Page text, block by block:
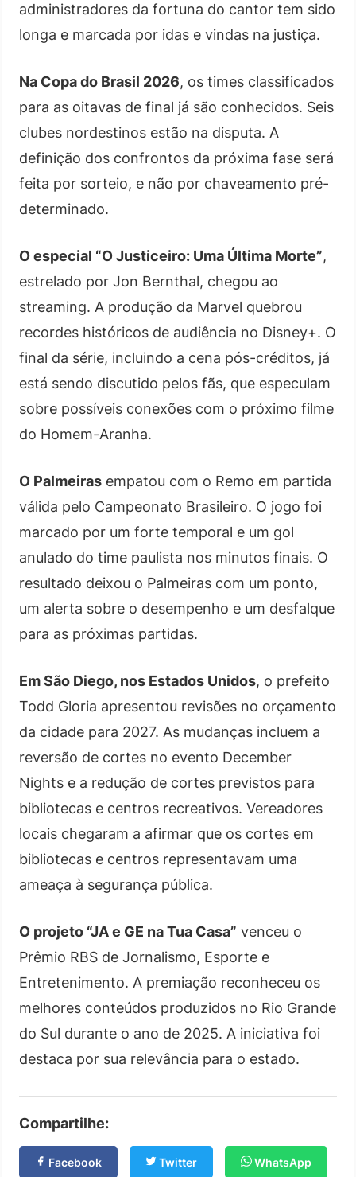
administradores da fortuna do cantor tem sido
longa e marcada por idas e vindas na justiça.
Na Copa do Brasil 2026, os times classificados
para as oitavas de final já são conhecidos. Seis
clubes nordestinos estão na disputa. A
definição dos confrontos da próxima fase será
feita por sorteio, e não por chaveamento pré-
determinado.
O especial “O Justiceiro: Uma Última Morte”,
estrelado por Jon Bernthal, chegou ao
streaming. A produção da Marvel quebrou
recordes históricos de audiência no Disney+. O
final da série, incluindo a cena pós-créditos, já
está sendo discutido pelos fãs, que especulam
sobre possíveis conexões com o próximo filme
do Homem-Aranha.
O Palmeiras empatou com o Remo em partida
válida pelo Campeonato Brasileiro. O jogo foi
marcado por um forte temporal e um gol
anulado do time paulista nos minutos finais. O
resultado deixou o Palmeiras com um ponto,
um alerta sobre o desempenho e um desfalque
para as próximas partidas.
Em São Diego, nos Estados Unidos, o prefeito
Todd Gloria apresentou revisões no orçamento
da cidade para 2027. As mudanças incluem a
reversão de cortes no evento December
Nights e a redução de cortes previstos para
bibliotecas e centros recreativos. Vereadores
locais chegaram a afirmar que os cortes em
bibliotecas e centros representavam uma
ameaça à segurança pública.
O projeto “JA e GE na Tua Casa” venceu o
Prêmio RBS de Jornalismo, Esporte e
Entretenimento. A premiação reconheceu os
melhores conteúdos produzidos no Rio Grande
do Sul durante o ano de 2025. A iniciativa foi
destaca por sua relevância para o estado.
Compartilhe:
Facebook Twitter WhatsApp